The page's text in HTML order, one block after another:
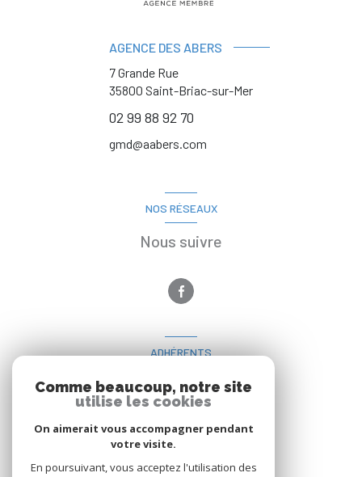
AGENCE DES ABERS
7 Grande Rue
35800 Saint-Briac-sur-Mer
02 99 88 92 70
gmd@aabers.com
NOS RÉSEAUX
Nous suivre
ADHÉRENTS
Nous adhérons
Comme beaucoup, notre site
utilise les cookies
On aimerait vous accompagner pendant
votre visite.
En poursuivant, vous acceptez l'utilisation des